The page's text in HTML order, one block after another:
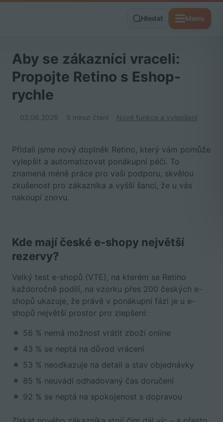
Hledat Menu
Aby se zákazníci vraceli:
Propojte Retino s Eshop-
rychle
02.06.2026 5 minut čtení Nové funkce a vylepšení
Přidali jsme nový doplněk Retino, který vám pomůže
vylepšit a automatizovat ponákupní péči. To
znamená méně práce pro vaši podporu, skvělou
zkušenost pro zákazníka a vyšší šanci, že u vás
nakoupí znovu.
Kde mají české e-shopy největší
rezervy?
Velký test e-shopů (VTE), na kterém se Retino
každoročně podílí, na vzorku přes 200 českých e-
shopů ukazuje, že právě v ponákupní fázi je u e-
shopů největší prostor pro zlepšení:
56 % nemá možnost vrátit zboží online
43 % se neptá na důvod vrácení
53 % neodkazuje na detail a stav objednávky
85 % neuvádí odhadovaný čas doručení
92 % se neptá na spokojenost s dopravou